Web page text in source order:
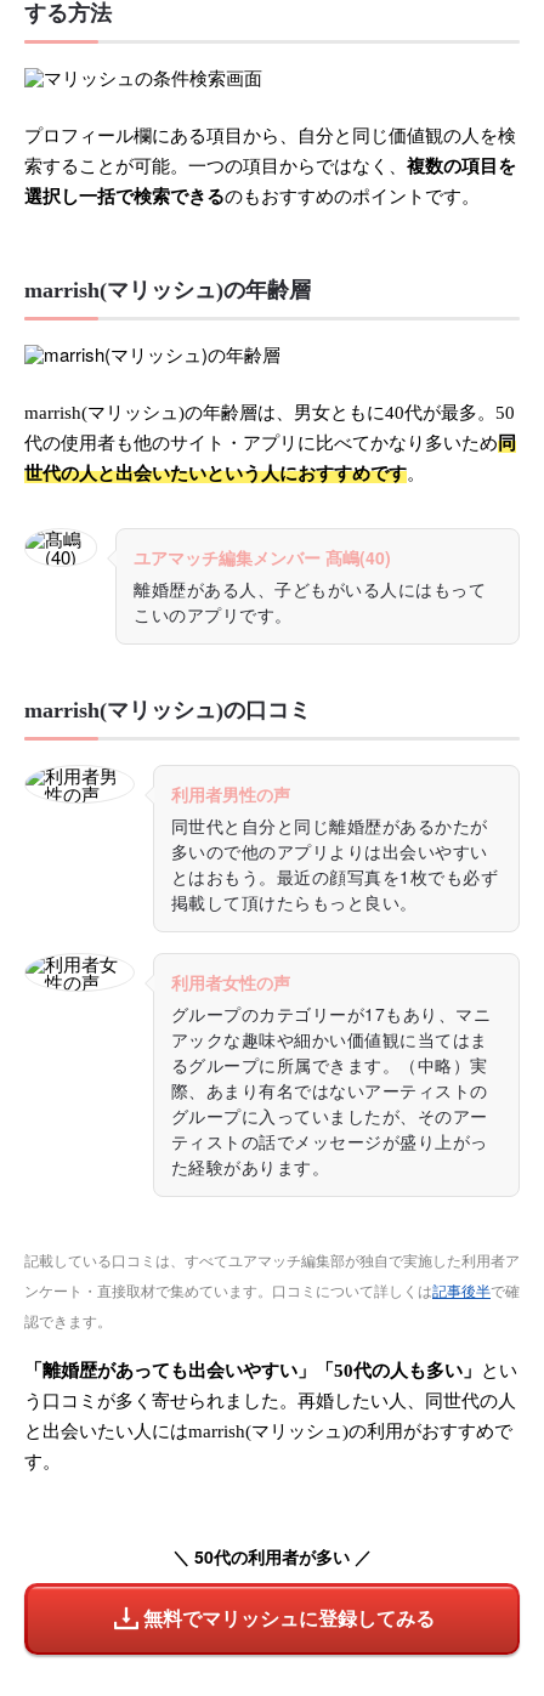
する方法
プロフィール欄にある項目から、自分と同じ価値観の人を検
索することが可能。一つの項目からではなく、 複数の項目を
選択し一括で検索できるのもおすすめのポイントです。
marrish(マリッシュ)の年齢層
marrish(マリッシュ)の年齢層は、男女ともに40代が最多。50
代の使用者も他のサイト・アプリに比べてかなり多いため同
世代の人と出会いたいという人におすすめです。
ユアマッチ編集メンバー 髙嶋(40)
離婚歴がある人、子どもがいる人にはもって
こいのアプリです。
marrish(マリッシュ)の口コミ
利用者男性の声
同世代と自分と同じ離婚歴があるかたが
多いので他のアプリよりは出会いやすい
とはおもう。最近の顔写真を1枚でも必ず
掲載して頂けたらもっと良い。
利用者女性の声
グループのカテゴリーが17もあり、マニ
アックな趣味や細かい価値観に当てはま
るグループに所属できます。（中略）実
際、あまり有名ではないアーティストの
グループに入っていましたが、そのアー
ティストの話でメッセージが盛り上がっ
た経験があります。
記載している口コミは、すべてユアマッチ編集部が独自で実施した利用者ア
ンケート・直接取材で集めています。口コミについて詳しくは記事後半で確
認できます。
「離婚歴があっても出会いやすい」「50代の人も多い」
とい
う口コミが多く寄せられました。再婚したい人、同世代の人
と出会いたい人にはmarrish(マリッシュ)の利用がおすすめで
す。
＼ 50代の利用者が多い ／
無料でマリッシュに登録してみる